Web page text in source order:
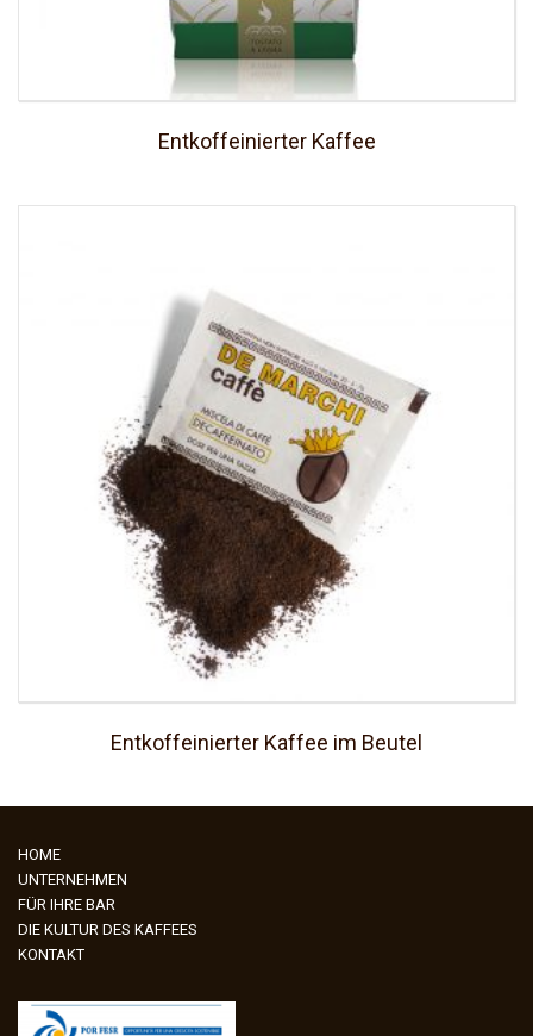
Entkoffeinierter Kaffee
Entkoffeinierter Kaffee im Beutel
HOME
UNTERNEHMEN
FÜR IHRE BAR
DIE KULTUR DES KAFFEES
KONTAKT